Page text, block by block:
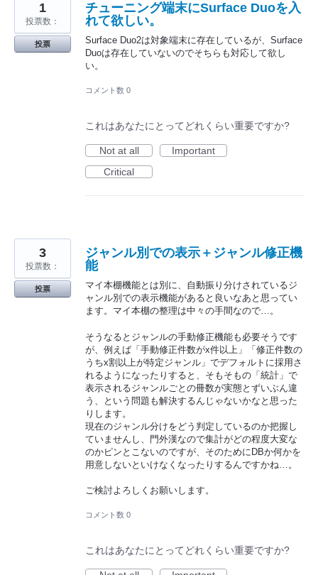
チューニング端末にSurface Duoを入
れて欲しい。
Surface Duo2は対象端末に存在しているが、Surface
Duoは存在していないのでそちらも対応して欲し
い。
1
投票数：
投票
コメント数 0
これはあなたにとってどれくらい重要ですか?
Not at all
Important
Critical
ジャンル別での表示＋ジャンル修正機
能
マイ本棚機能とは別に、自動振り分けされているジ
ャンル別での表示機能があると良いなあと思ってい
ます。マイ本棚の整理は中々の手間なので…。
そうなるとジャンルの手動修正機能も必要そうです
が、例えば「手動修正件数がx件以上」「修正件数の
うちx割以上が特定ジャンル」でデフォルトに採用さ
れるようになったりすると、そもそもの「統計」で
表示されるジャンルごとの冊数が実態とずいぶん違
う、という問題も解決するんじゃないかなと思った
りします。
現在のジャンル分けをどう判定しているのか把握し
ていませんし、門外漢なので集計がどの程度大変な
のかピンとこないのですが、そのためにDBか何かを
用意しないといけなくなったりするんですかね…。
ご検討よろしくお願いします。
3
投票数：
投票
コメント数 0
これはあなたにとってどれくらい重要ですか?